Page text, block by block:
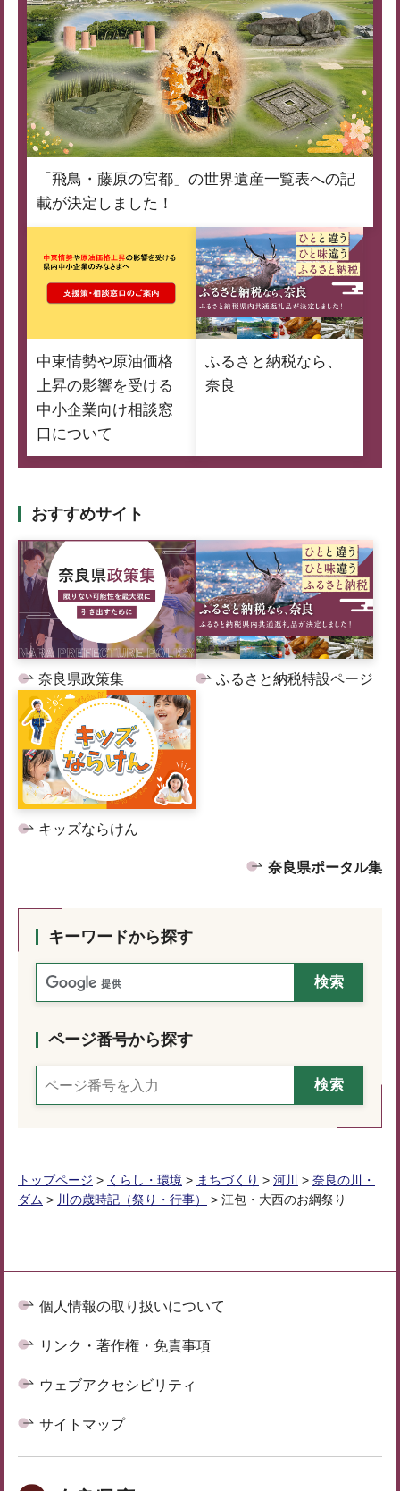
「飛鳥・藤原の宮都」の世界遺産一覧表への記
載が決定しました！
中東情勢や原油価格
上昇の影響を受ける
中小企業向け相談窓
口について
ふるさと納税なら、
奈良
おすすめサイト
奈良県政策集 ふるさと納税特設ページ
キッズならけん
奈良県ポータル集
キーワードから探す
ページ番号から探す
トップページ > くらし・環境 > まちづくり > 河川 > 奈良の川・
ダム > 川の歳時記（祭り・行事） > 江包・大西のお綱祭り
個人情報の取り扱いについて
リンク・著作権・免責事項
ウェブアクセシビリティ
サイトマップ